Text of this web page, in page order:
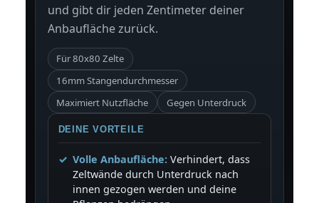
und gibt dir jeden Zentimeter deiner
Anbaufläche zurück.
Für 80x80 Zelte
16mm Stangendurchmesser
Maximiert Nutzfläche
Gegen Unterdruck
DEINE VORTEILE
Volle Anbaufläche:Verhindert, dass
Zeltwände durch Unterdruck nach
innen gezogen werden und deine